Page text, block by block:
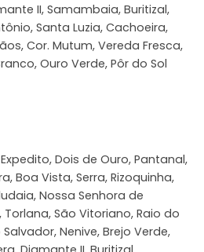
II, Samambaia, Buritizal,
Santa Luzia, Cachoeira,
Cor. Mutum, Vereda Fresca,
Ouro Verde, Pôr do Sol
Dois de Ouro, Pantanal,
Boa Vista, Serra, Rizoquinha,
Nossa Senhora de
São Vitoriano, Raio do
Nenive, Brejo Verde,